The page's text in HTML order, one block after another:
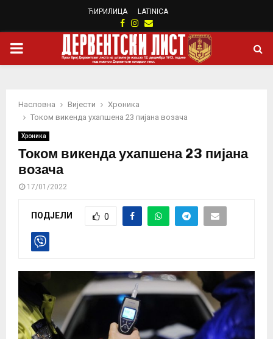
ЋИРИЛИЦА LATINICA
Facebook
Instagram
Email
PRIMARY
Насловна Вијести
Хроника
Током викенда ухапшена 23 пијана возача
Хроника
Током викенда ухапшена 23 пијана
возача
17/01/2022
ПОДЈЕЛИ 0